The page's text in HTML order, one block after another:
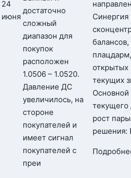
24
июня
достаточно
сложный
диапазон для
покупок
расположен
1.0506 – 1.0520.
Давление ДС
увеличилось, на
стороне
покупателей и
имеет сигнал
покупателей с
преи
Синергия
открытых
текущих
Основной
текущего
рост
решения: